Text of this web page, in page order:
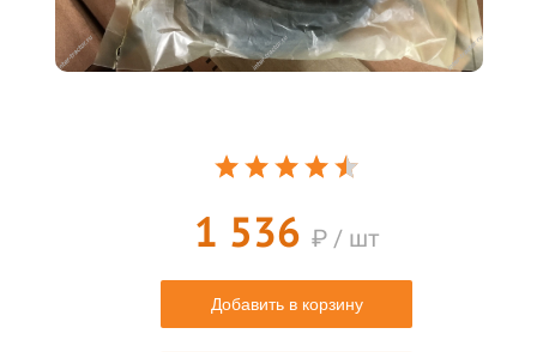
1 536 ₽ / шт
Добавить в корзину